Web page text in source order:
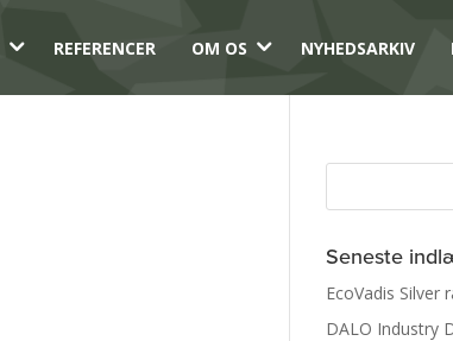
3 REFERENCER OM OS 3 NYHEDSARKIV
Seneste
EcoVadis Silver
DALO Industry